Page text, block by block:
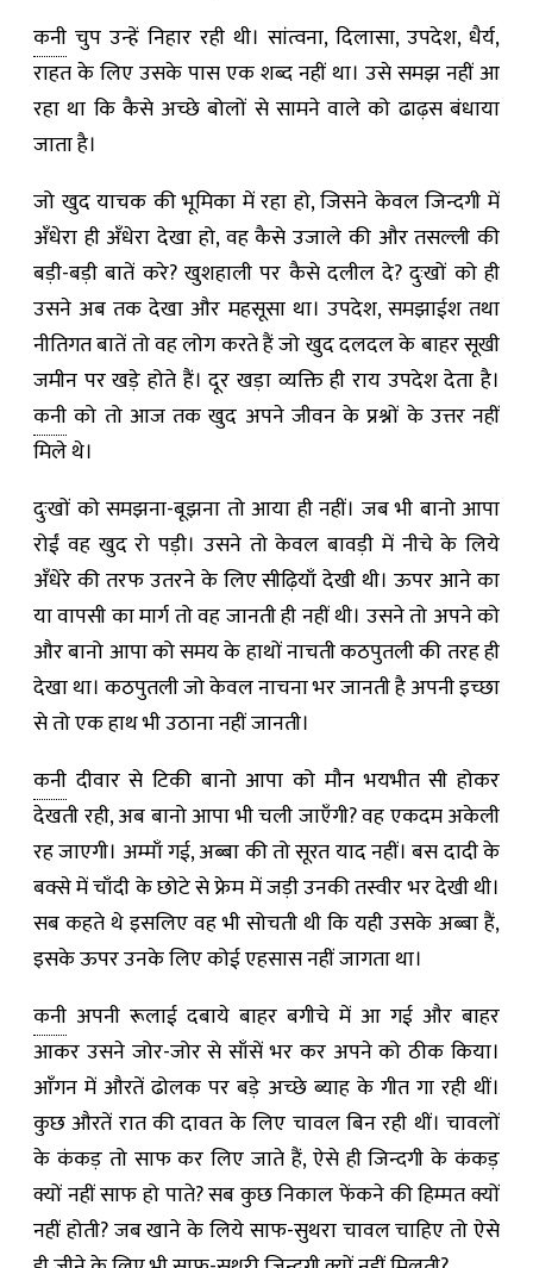
कनी चुप उन्हें निहार रही थी। सांत्वना, दिलासा, उपदेश, धैर्य,
राहत के लिए उसके पास एक शब्द नहीं था। उसे समझ नहीं आ
रहा था कि कैसे अच्छे बोलों से सामने वाले को ढाढ़स बंधाया
जाता है।
जो खुद याचक की भूमिका में रहा हो, जिसने केवल जिन्दगी में
अँधेरा ही अँधेरा देखा हो, वह कैसे उजाले की और तसल्ली की
बड़ी-बड़ी बातें करे? खुशहाली पर कैसे दलील दे? दुःखों को ही
उसने अब तक देखा और महसूसा था। उपदेश, समझाईश तथा
नीतिगत बातें तो वह लोग करते हैं जो खुद दलदल के बाहर सूखी
जमीन पर खड़े होते हैं। दूर खड़ा व्यक्ति ही राय उपदेश देता है।
कनी को तो आज तक खुद अपने जीवन के प्रश्नों के उत्तर नहीं
मिले थे।
दुःखों को समझना-बूझना तो आया ही नहीं। जब भी बानो आपा
रोईं वह खुद रो पड़ी। उसने तो केवल बावड़ी में नीचे के लिये
अँधेरे की तरफ उतरने के लिए सीढ़ियाँ देखी थी। ऊपर आने का
या वापसी का मार्ग तो वह जानती ही नहीं थी। उसने तो अपने को
और बानो आपा को समय के हाथों नाचती कठपुतली की तरह ही
देखा था। कठपुतली जो केवल नाचना भर जानती है अपनी इच्छा
से तो एक हाथ भी उठाना नहीं जानती।
कनी दीवार से टिकी बानो आपा को मौन भयभीत सी होकर
देखती रही, अब बानो आपा भी चली जाएँगी? वह एकदम अकेली
रह जाएगी। अम्माँ गई, अब्बा की तो सूरत याद नहीं। बस दादी के
बक्से में चाँदी के छोटे से फ्रेम में जड़ी उनकी तस्वीर भर देखी थी।
सब कहते थे इसलिए वह भी सोचती थी कि यही उसके अब्बा हैं,
इसके ऊपर उनके लिए कोई एहसास नहीं जागता था।
कनी अपनी रूलाई दबाये बाहर बगीचे में आ गई और बाहर
आकर उसने जोर-जोर से साँसें भर कर अपने को ठीक किया।
आँगन में औरतें ढोलक पर बड़े अच्छे ब्याह के गीत गा रही थीं।
कुछ औरतें रात की दावत के लिए चावल बिन रही थीं। चावलों
के कंकड़ तो साफ कर लिए जाते हैं, ऐसे ही जिन्दगी के कंकड़
क्यों नहीं साफ हो पाते? सब कुछ निकाल फेंकने की हिम्मत क्यों
नहीं होती? जब खाने के लिये साफ-सुथरा चावल चाहिए तो ऐसे